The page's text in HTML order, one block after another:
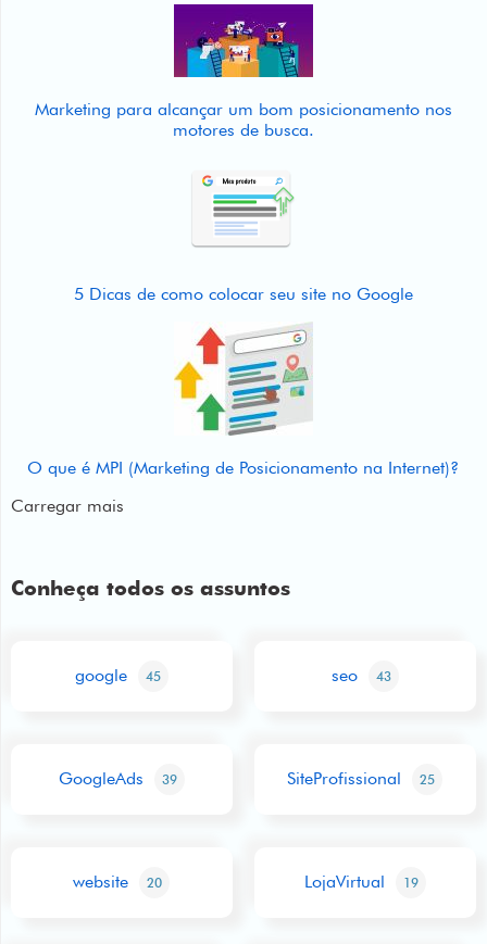
Marketing para alcançar um bom posicionamento nos
motores de busca.
5 Dicas de como colocar seu site no Google
O que é MPI (Marketing de Posicionamento na Internet)?
Carregar mais
Conheça todos os assuntos
google 45 seo 43
GoogleAds 39 SiteProfissional 25
website 20 LojaVirtual 19